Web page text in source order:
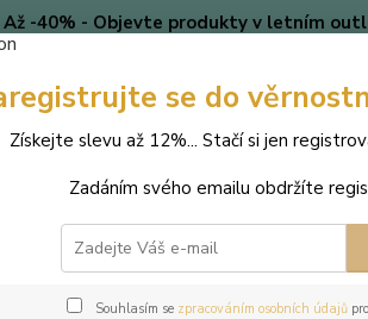
Až -40% - Objevte produkty v letním
🎄 VÁNOCE Blog
Hledat
3-dílný ocelový set
se do
Získejte slevu až 12%... Stačí si jen
Zadáním svého emailu obdržíte
Souhlasím se zpracováním osobních údajů